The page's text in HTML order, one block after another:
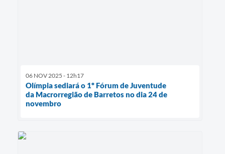
06 NOV 2025 - 12h17
Olímpia sediará o 1º Fórum de Juventude
da Macrorregião de Barretos no dia 24 de
novembro